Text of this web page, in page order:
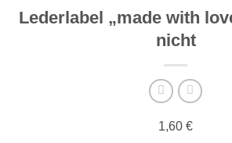
Lederlabel „made with
nicht
1,60 €